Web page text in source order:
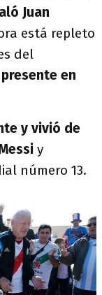
Juan
está repleto
del
en
y vivió de
y
número 13.